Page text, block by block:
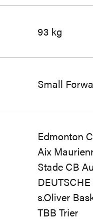
93 kg
Small
Edmonton
Aix
Stade CB
s.Oliver
TBB Trier